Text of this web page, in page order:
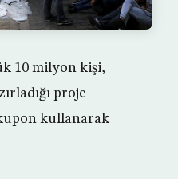
10 milyon kişi,
proje
kullanarak